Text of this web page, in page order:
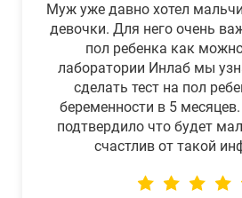
Муж уже давно хотел
девочки. Для него очень
пол ребенка как
лаборатории Инлаб мы
сделать тест на пол
беременности в 5
подтвердило что будет
счастлив от такой